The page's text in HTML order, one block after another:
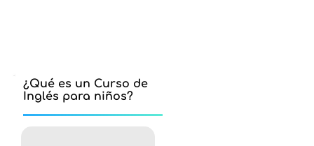
¿Qué es un Curso de
Inglés para niños?